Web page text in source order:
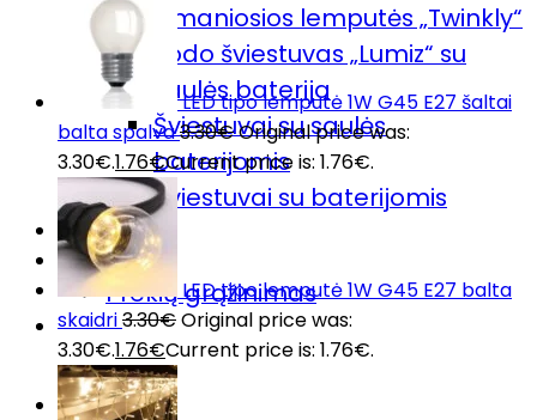
Išmaniosios lemputės „Twinkly“
Sodo šviestuvas „Lumiz“ su
saulės baterija
Šviestuvai su saulės
baterijomis
Šviestuvai su baterijomis
Sodo šviestuvas „Lumiz“
Prekių pristatymas & grąžinimas
Prekių grąžinimas
DUK
Kontaktai
Ieškoti:
LED tipo lemputė 1W G45 E27 šaltai
balta spalva3.30€Original price was:
3.30€.1.76€Current price is: 1.76€.
LED tipo lemputė 1W G45 E27 balta
skaidri3.30€Original price was:
3.30€.1.76€Current price is: 1.76€.